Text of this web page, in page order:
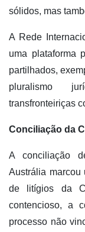
sólidos, mas
A Rede
uma plataforma
partilhados,
pluralismo
transfronteiriças
Conciliação da
A conciliação
Austrália marcou
de litígios da
contencioso, a
processo não